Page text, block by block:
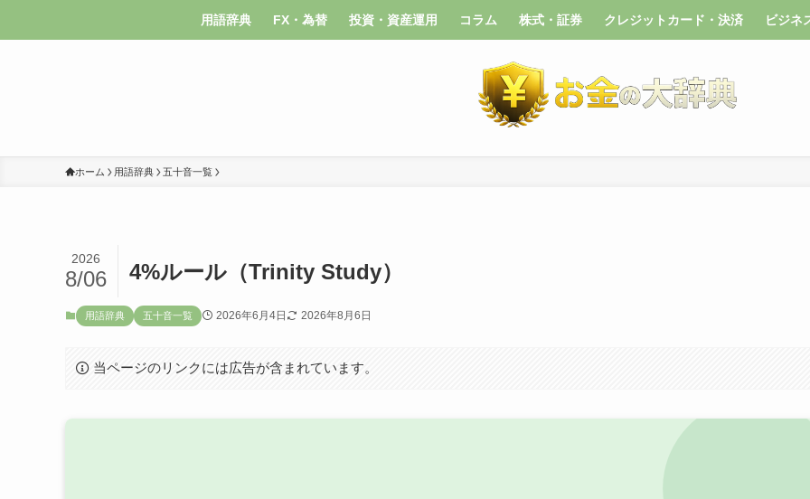
用語辞典 FX・為替 投資・資産運用 コラム 株式・証券 クレジットカード・決済 ビジネ
ホーム 用語辞典 五十音一覧
4%ルール（Trinity Study）
2026
8/06
用語辞典 五十音一覧 2026年6月4日 2026年8月6日
当ページのリンクには広告が含まれています。